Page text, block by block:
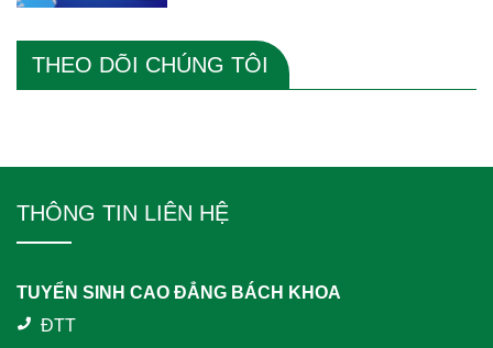
THEO DÕI CHÚNG TÔI
THÔNG TIN LIÊN HỆ
TUYỂN SINH CAO ĐẲNG BÁCH KHOA
ĐTT